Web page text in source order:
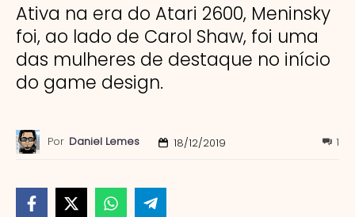
Ativa na era do Atari 2600, Meninsky
foi, ao lado de Carol Shaw, foi uma
das mulheres de destaque no início
do game design.
Por Daniel Lemes 18/12/2019 1